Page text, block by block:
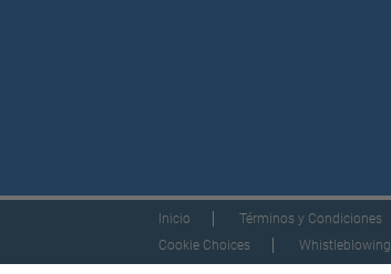
Inicio Términos y Condiciones
Cookie Choices
Whistleblowing